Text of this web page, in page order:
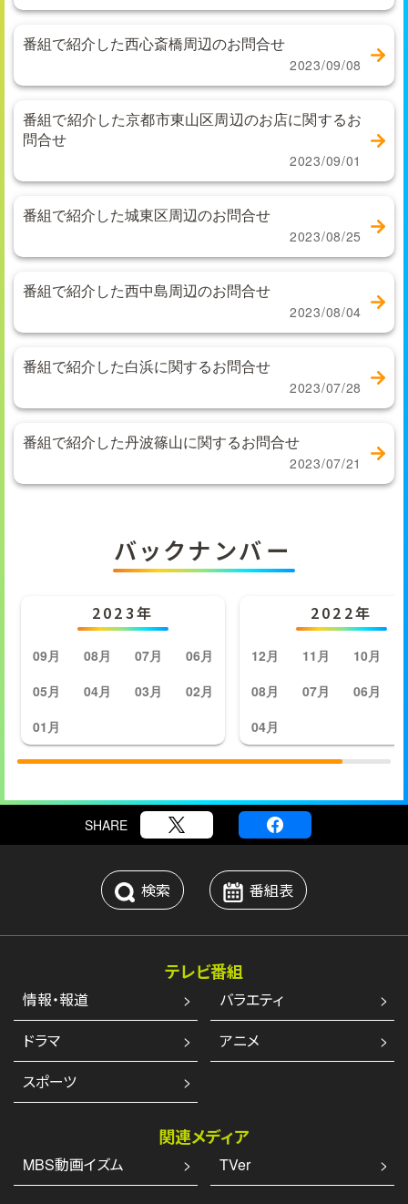
番組で紹介した西心斎橋周辺のお問合せ
2023/09/08
番組で紹介した京都市東山区周辺のお店に関するお
問合せ
2023/09/01
番組で紹介した城東区周辺のお問合せ
2023/08/25
番組で紹介した西中島周辺のお問合せ
2023/08/04
番組で紹介した白浜に関するお問合せ
2023/07/28
番組で紹介した丹波篠山に関するお問合せ
2023/07/21
バックナンバー
2023年
09月 08月 07月
06月
05月
04月 03月
02月
01月
2022年
12月 11月 10月
08月
07月 06月
04月
SHARE
検索 番組表
テレビ番組
情報・報道
バラエティ
ドラマ
アニメ
スポーツ
関連メディア
MBS動画イズム TVer